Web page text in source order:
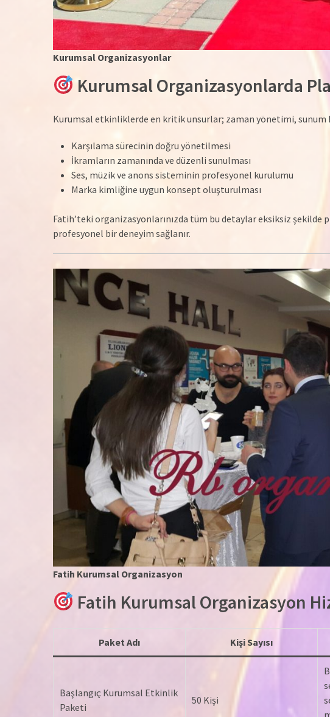
Kurumsal Organizasyonlar
Kurumsal Organizasyonlarda
Kurumsal etkinliklerde en kritik unsurlar; zaman yönetimi, sunum
Karşılama sürecinin doğru yönetilmesi
İkramların zamanında ve düzenli sunulması
Ses, müzik ve anons sisteminin profesyonel kurulumu
Marka kimliğine uygun konsept oluşturulması
Fatih’teki organizasyonlarınızda tüm bu detaylar eksiksiz şekilde
profesyonel bir deneyim sağlanır.
Fatih Kurumsal Organizasyon
Fatih Kurumsal Organizasyon
Paket Adı Kişi Sayısı
Başlangıç Kurumsal Etkinlik
Paketi
50 Kişi